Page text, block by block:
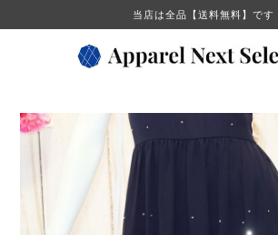
当店は全品【送料無料】です